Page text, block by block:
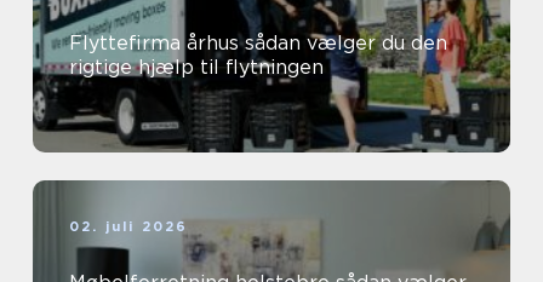
Flyttefirma århus sådan vælger du den
rigtige hjælp til flytningen
02. juli 2026